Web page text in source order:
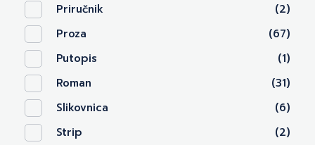
Priručnik
(2)
Proza
(67)
Putopis
(1)
Roman
(31)
Slikovnica
(6)
Strip
(2)